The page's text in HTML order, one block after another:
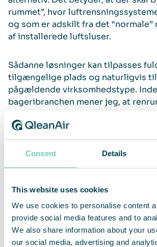
Consent Details
This website uses cookies
We use cookies to personalise content
provide social media features and to
We also share information about your
our social media, advertising and
rummet”, hvor
og som er adskilt fra det
af installerede luftsluser.
Sådanne løsninger kan tilpasses
tilgængelige plads og naturligvis
pågældende virksomhedstype.
bageribranchen mener jeg, at
kan sikre rene zoner for
system vil også være nyttigt for
bageriafdelinger, der producerer